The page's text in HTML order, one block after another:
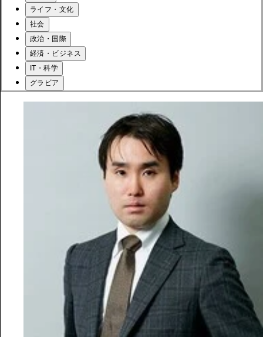
ライフ・文化
社会
政治・国際
経済・ビジネス
IT・科学
グラビア